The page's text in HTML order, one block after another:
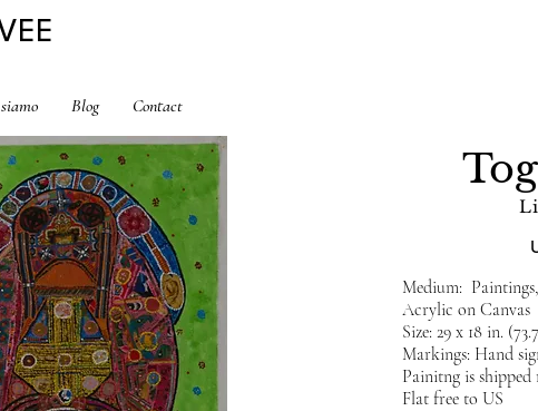
Blog Contact
Medium:
Acrylic on Canvas
Size: 29 x 18 in.
Markings: Hand
Painitng is
Flat free to US